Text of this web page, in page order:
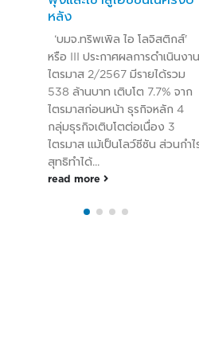
หลัง
‘บมจ.ทริพเพิล ไอ โลจิสติกส์'
หรือ III ประกาศผลการดำเนินงาน
ไตรมาส 2/2567 มีรายได้รวม
538 ล้านบาท เติบโต 7.7% จาก
ไตรมาสก่อนหน้า ธุรกิจหลัก 4
กลุ่มธุรกิจเติบโตต่อเนื่อง 3
ไตรมาส แม้เป็นโลว์ซีซัน ส่วนกำไ
สุทธิทำได้...
read more